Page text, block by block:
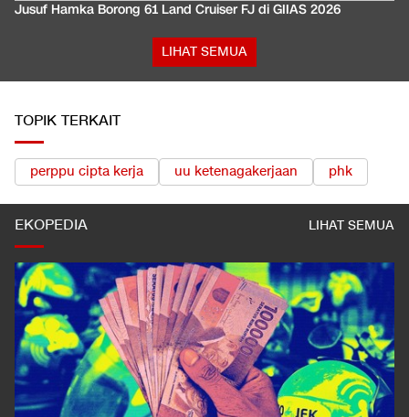
Jusuf Hamka Borong 61 Land Cruiser FJ di GIIAS 2026
LIHAT SEMUA
TOPIK TERKAIT
perppu cipta kerja uu ketenagakerjaan phk
EKOPEDIA LIHAT SEMUA